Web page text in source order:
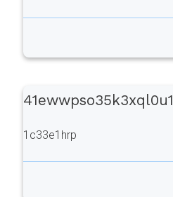
41ewwpso35k3xql0u1
1c33e1hrp